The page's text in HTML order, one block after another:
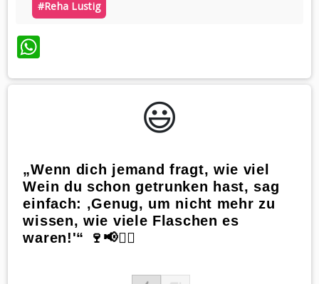
#reha Lustig
WhatsApp
😃️
„Wenn dich jemand fragt, wie viel
Wein du schon getrunken hast, sag
einfach: ‚Genug, um nicht mehr zu
wissen, wie viele Flaschen es
waren!'“ 🍷📢🤷‍♂️